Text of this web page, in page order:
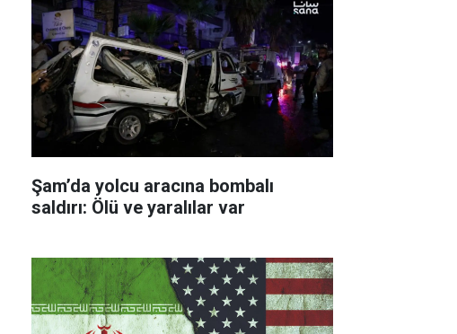
Şam’da yolcu aracına bombalı
saldırı: Ölü ve yaralılar var